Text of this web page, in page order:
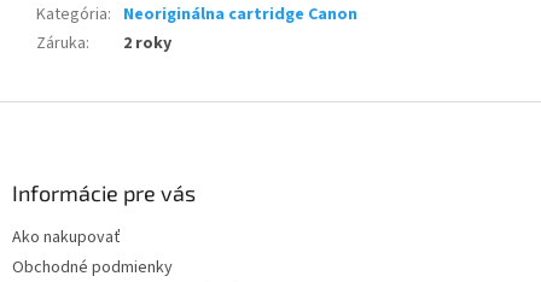
Kategória: Neoriginálna cartridge Canon
Záruka: 2 roky
Informácie pre vás
Ako nakupovať
Obchodné podmienky